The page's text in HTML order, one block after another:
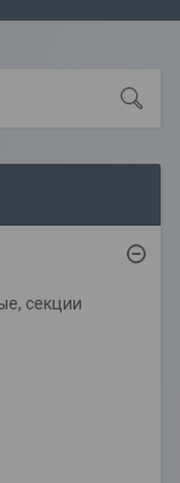
секции